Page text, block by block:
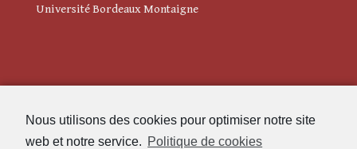
Nous utilisons des cookies pour optimiser notre site
web et notre service. Politique de cookies
Université Bordeaux Montaigne
Politique de cookies (UE)